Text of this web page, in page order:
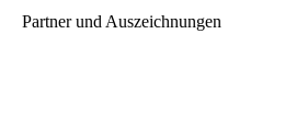
Partner und Auszeichnungen